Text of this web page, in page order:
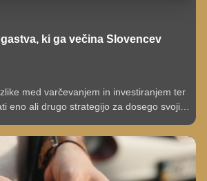
ki ga večina Slovencev
med varčevanjem in investiranjem ter
eno ali drugo strategijo za dosego svojih